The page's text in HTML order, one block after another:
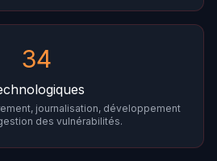
34
journalisation, développement
des vulnérabilités.